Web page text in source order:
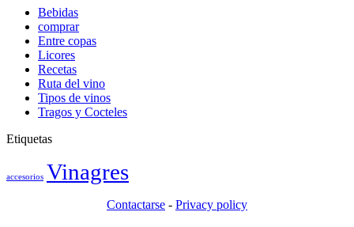
Bebidas
comprar
Entre copas
Licores
Recetas
Ruta del vino
Tipos de vinos
Tragos y Cocteles
Etiquetas
accesorios Vinagres
Contactarse - Privacy policy